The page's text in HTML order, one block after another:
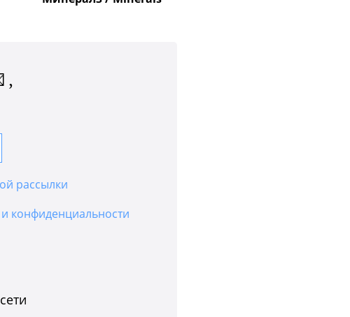
,
рассылки
конфиденциальности